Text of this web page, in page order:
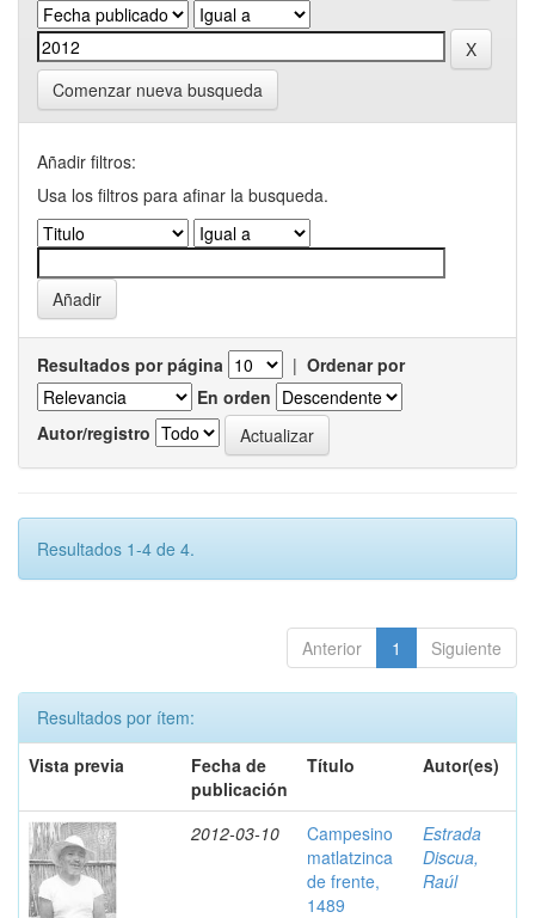
Comenzar nueva busqueda
Añadir filtros:
Usa los filtros para afinar la busqueda.
Resultados por página | Ordenar por
En orden
Autor/registro
Resultados 1-4 de 4.
Anterior 1 Siguiente
Resultados por ítem:
Vista previa
Fecha de
publicación
Título Autor(es)
2012-03-10
Campesino
matlatzinca
de frente,
1489
Estrada
Discua,
Raúl